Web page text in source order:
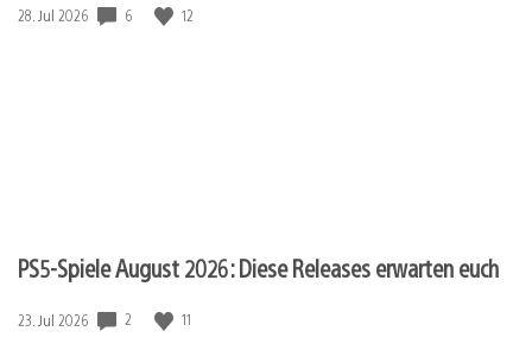
Veröffentlichungsdatum:
28. Jul 2026 6 12
PS5-Spiele August 2026: Diese Releases erwarten euch
Veröffentlichungsdatum:
23. Jul 2026 2 11